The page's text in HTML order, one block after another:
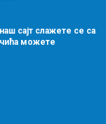
НАБАВКЕ
сајт слажете се са
можете